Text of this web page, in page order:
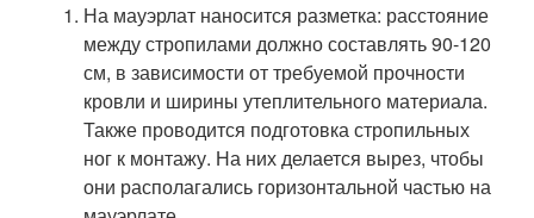
На мауэрлат наносится разметка: расстояние
между стропилами должно составлять 90-120
см, в зависимости от требуемой прочности
кровли и ширины утеплительного материала.
Также проводится подготовка стропильных
ног к монтажу. На них делается вырез, чтобы
они располагались горизонтальной частью на